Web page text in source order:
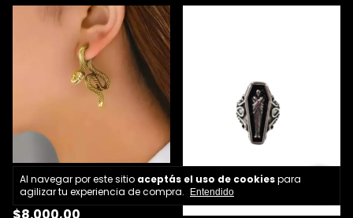
Al navegar por este sitio aceptás el uso de cookiespara
agilizar tu experiencia de compra.
Entendido
Aro solitario serpiente